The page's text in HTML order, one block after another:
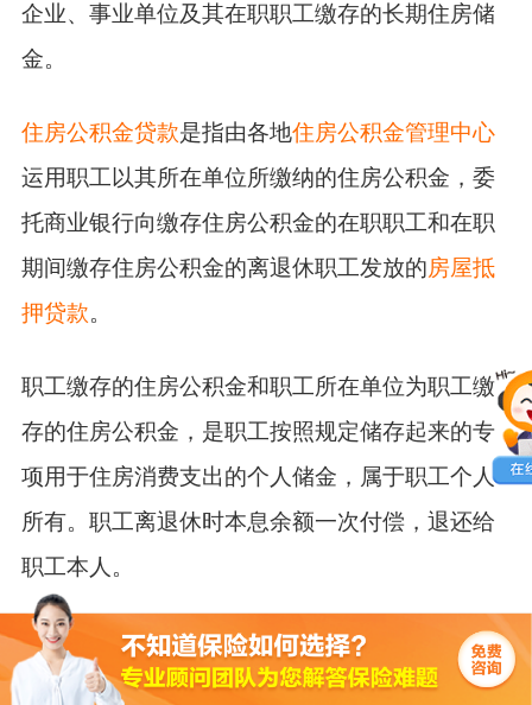
企业、事业单位及其在职职工缴存的长期住房储
金。
住房公积金贷款是指由各地住房公积金管理中心
运用职工以其所在单位所缴纳的住房公积金，委
托商业银行向缴存住房公积金的在职职工和在职
期间缴存住房公积金的离退休职工发放的房屋抵
押贷款。
职工缴存的住房公积金和职工所在单位为职工缴
存的住房公积金，是职工按照规定储存起来的专
项用于住房消费支出的个人储金，属于职工个人
所有。职工离退休时本息余额一次付偿，退还给
职工本人。